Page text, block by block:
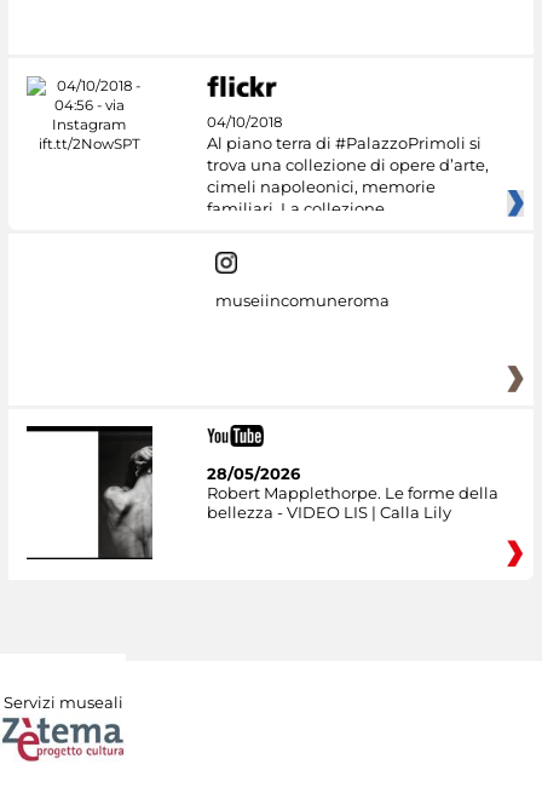
04/10/2018
Al piano terra di #PalazzoPrimoli si
trova una collezione di opere d’arte,
cimeli napoleonici, memorie
familiari. La collezione
museiincomuneroma
28/05/2026
Robert Mapplethorpe. Le forme della
bellezza - VIDEO LIS | Calla Lily
Servizi museali